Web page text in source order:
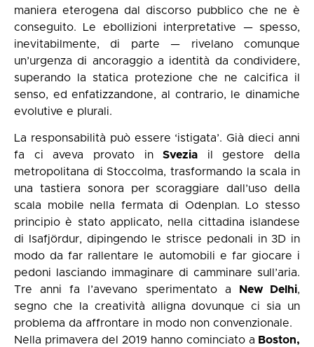
maniera eterogena dal discorso pubblico che ne è
conseguito. Le ebollizioni interpretative — spesso,
inevitabilmente, di parte — rivelano comunque
un’urgenza di ancoraggio a identità da condividere,
superando la statica protezione che ne calcifica il
senso, ed enfatizzandone, al contrario, le dinamiche
evolutive e plurali.
La responsabilità può essere ‘istigata’. Già dieci anni
fa ci aveva provato inSvezia il gestore della
metropolitana di Stoccolma, trasformando la scala in
una tastiera sonora per scoraggiare dall’uso della
scala mobile nella fermata di Odenplan. Lo stesso
principio è stato applicato, nella cittadina islandese
di Isafjördur, dipingendo le strisce pedonali in 3D in
modo da far rallentare le automobili e far giocare i
pedoni lasciando immaginare di camminare sull’aria.
Tre anni fa l’avevano sperimentato a
New Delhi,
segno che la creatività alligna dovunque ci sia un
problema da affrontare in modo non convenzionale.
Nella primavera del 2019 hanno cominciato a Boston,